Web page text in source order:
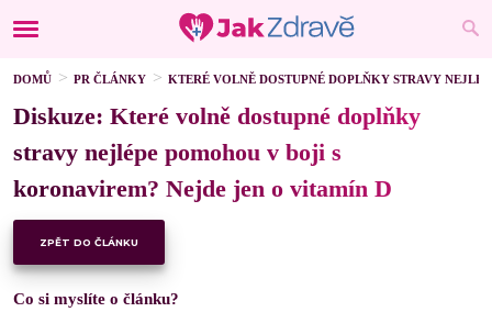
DOMŮ PR ČLÁNKY KTERÉ VOLNĚ DOSTUPNÉ DOPLŇKY STRAVY
Diskuze: Které volně dostupné doplňky
stravy nejlépe pomohou v boji s
koronavirem? Nejde jen o vitamín D
ZPĚT DO ČLÁNKU
Co si myslíte o článku?